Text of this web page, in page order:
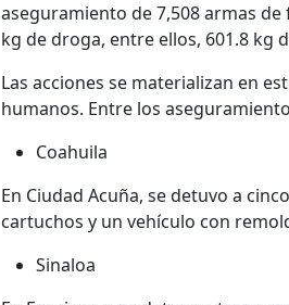
aseguramiento de 7,508 armas de
kg de droga, entre ellos, 601.8 kg
Las acciones se materializan en
humanos. Entre los
Coahuila
En Ciudad Acuña, se detuvo a
cartuchos y un vehículo con
Sinaloa